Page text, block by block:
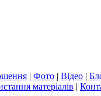
| Фото | Відео |
матеріалів |